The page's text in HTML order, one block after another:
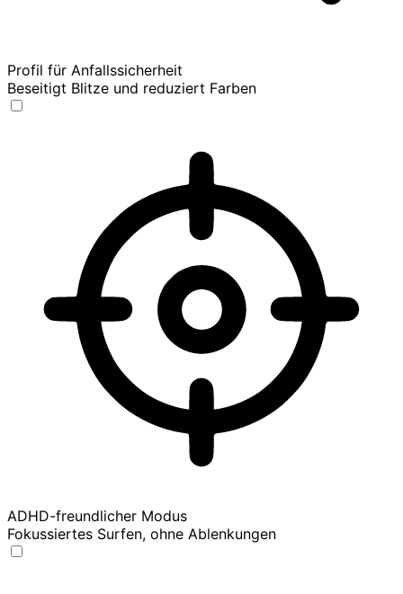
Profil für Anfallssicherheit
Beseitigt Blitze und reduziert Farben
ADHD-freundlicher Modus
Fokussiertes Surfen, ohne Ablenkungen